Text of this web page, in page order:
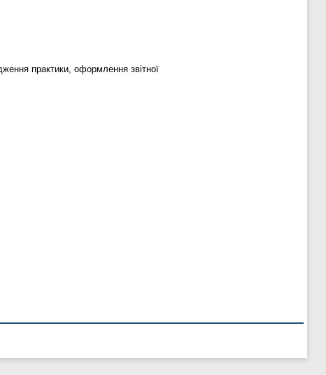
практики, оформлення звітної